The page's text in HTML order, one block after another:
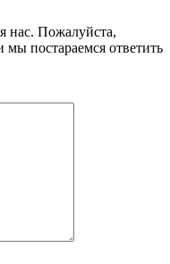
нас. Пожалуйста,
постараемся ответить